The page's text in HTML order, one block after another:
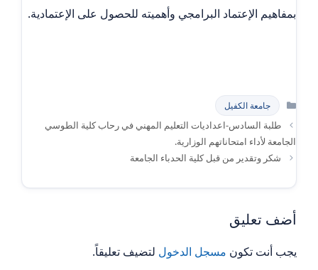
بمفاهيم الإعتماد البرامجي وأهميته للحصول على الإعتمادية.
التصنيفات
جامعة الكفيل
طلبة السادس-اعداديات التعليم المهني في رحاب كلية الطوسي
الجامعة لأداء امتحاناتهم الوزارية.
شكر وتقدير من قبل كلية الحدباء الجامعة
أضف تعليق
يجب أنت تكون مسجل الدخول لتضيف تعليقاً.